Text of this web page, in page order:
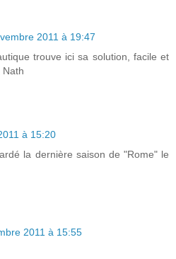
2011 à 19:47
trouve ici sa solution, facile et
Nath
à 15:20
la dernière saison de "Rome" le
2011 à 15:55